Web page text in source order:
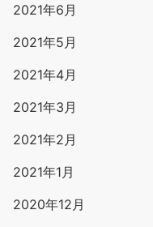
2021年6月
2021年5月
2021年4月
2021年3月
2021年2月
2021年1月
2020年12月